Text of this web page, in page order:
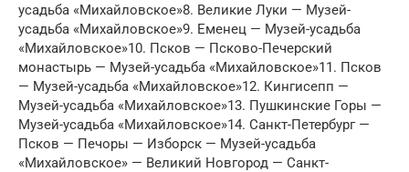
усадьба «Михайловское»8. Великие Луки — Музей-
усадьба «Михайловское»9. Еменец — Музей-усадьба
«Михайловское»10. Псков — Псково-Печерский
монастырь — Музей-усадьба «Михайловское»11. Псков
— Музей-усадьба «Михайловское»12. Кингисепп —
Музей-усадьба «Михайловское»13. Пушкинские Горы —
Музей-усадьба «Михайловское»14. Санкт-Петербург —
Псков — Печоры — Изборск — Музей-усадьба
«Михайловское» — Великий Новгород — Санкт-